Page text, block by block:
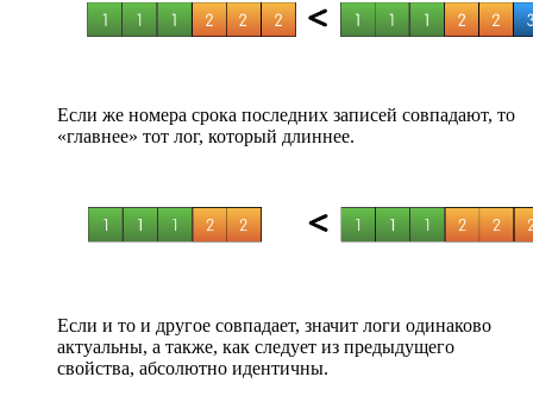
Если же номера срока последних записей совпадают, то
«главнее» тот лог, который длиннее.
Если и то и другое совпадает, значит логи одинаково
актуальны, а также, как следует из предыдущего
свойства, абсолютно идентичны.